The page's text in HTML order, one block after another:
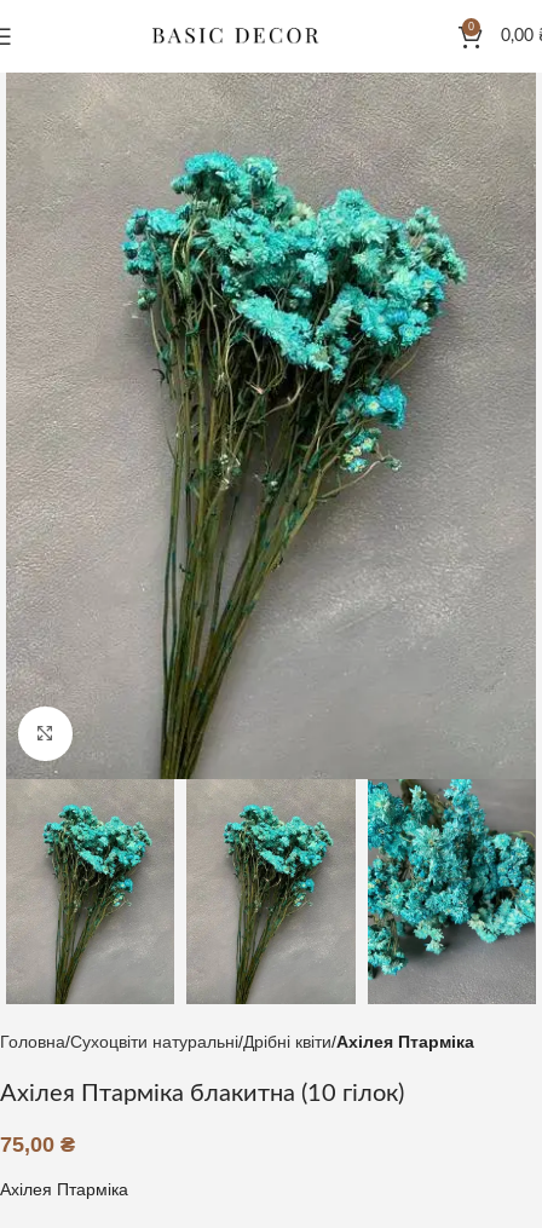
0
0,00
Клацніть, щоб збільшити
Головна Сухоцвіти натуральні Дрібні квіти Ахілея Птарміка
Ахілея Птарміка блакитна (10 гілок)
75,00 ₴
Ахілея Птарміка